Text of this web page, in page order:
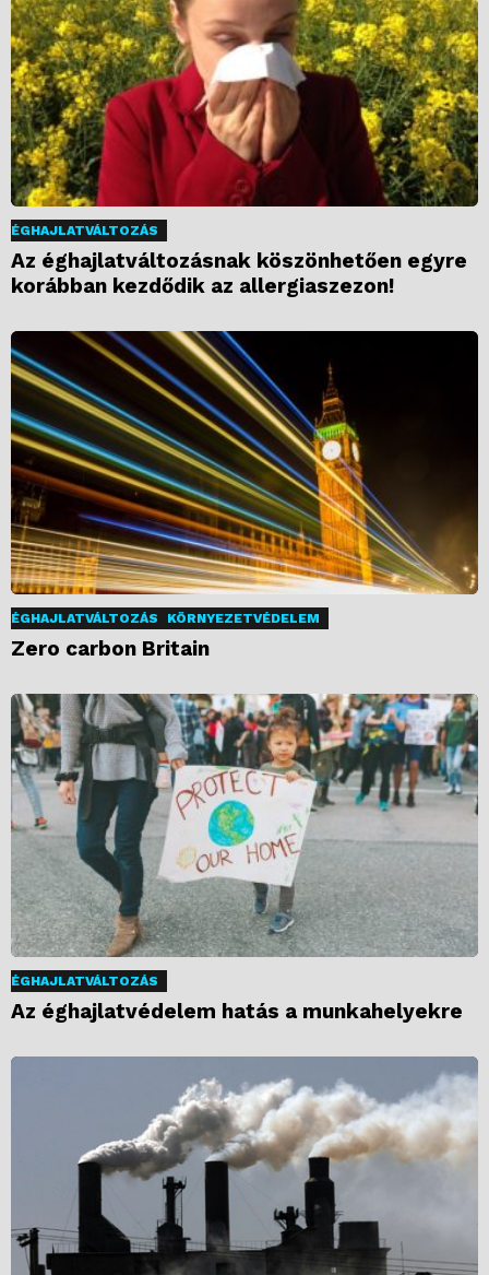
ÉGHAJLATVÁLTOZÁS
Az éghajlatváltozásnak köszönhetően egyre
korábban kezdődik az allergiaszezon!
ÉGHAJLATVÁLTOZÁS KÖRNYEZETVÉDELEM
Zero carbon Britain
ÉGHAJLATVÁLTOZÁS
Az éghajlatvédelem hatás a munkahelyekre